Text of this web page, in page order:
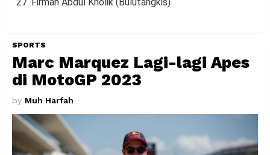
SPORTS
Marc Marquez Lagi-lagi Apes
di MotoGP 2023
by Muh Harfah